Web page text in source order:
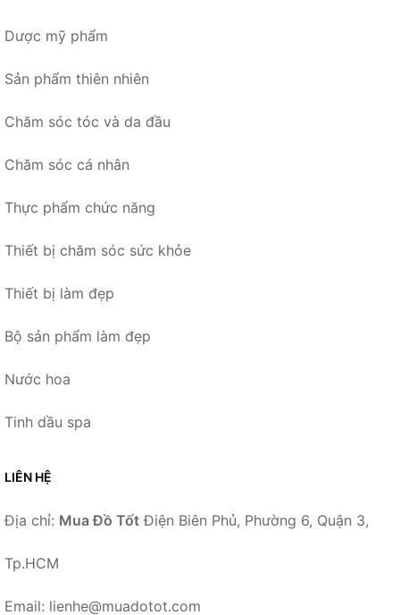
Dược mỹ phẩm
Sản phẩm thiên nhiên
Chăm sóc tóc và da đầu
Chăm sóc cá nhân
Thực phẩm chức năng
Thiết bị chăm sóc sức khỏe
Thiết bị làm đẹp
Bộ sản phẩm làm đẹp
Nước hoa
Tinh dầu spa
LIÊN HỆ
Địa chỉ: Mua Đồ Tốt Điện Biên Phủ, Phường 6, Quận 3,
Tp.HCM
Email: lienhe@muadotot.com